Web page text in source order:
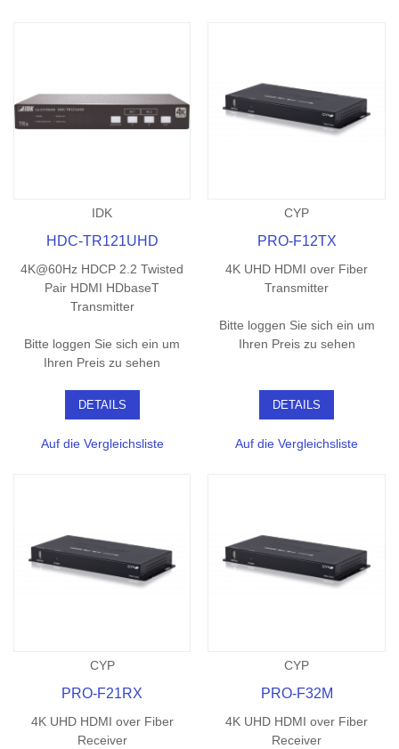
IDK
HDC-TR121UHD
4K@60Hz HDCP 2.2 Twisted
Pair HDMI HDbaseT
Transmitter
Bitte loggen Sie sich ein um
Ihren Preis zu sehen
DETAILS
Auf die Vergleichsliste
CYP
PRO-F12TX
4K UHD HDMI over Fiber
Transmitter
Bitte loggen Sie sich ein um
Ihren Preis zu sehen
DETAILS
Auf die Vergleichsliste
CYP
PRO-F21RX
4K UHD HDMI over Fiber
Receiver
CYP
PRO-F32M
4K UHD HDMI over Fiber
Receiver